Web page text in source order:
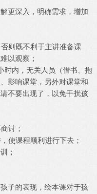
更深入，明确需求，增加
则既不利于主讲准备课
以观察；
内，无关人员（借书、抱
影响课堂，另外对课堂和
不要出现了，以免干扰孩
讨；
课程顺利进行下去；
；
子的表现，绘本课对于孩